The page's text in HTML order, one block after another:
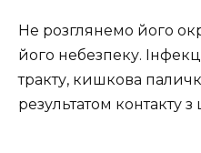
Не розглянемо його
його небезпеку.
тракту, кишкова
результатом контакту